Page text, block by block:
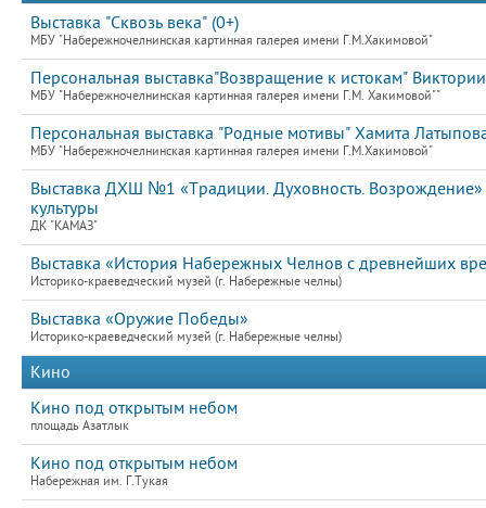
Выставка "Сквозь века" (0+)
МБУ "Набережночелнинская картинная галерея имени Г.М.Хакимовой"
Персональная выставка"Возвращение к истокам"
МБУ "Набережночелнинская картинная галерея имени Г.М. Хакимовой""
Персональная выставка "Родные мотивы" Хамита
МБУ "Набережночелнинская картинная галерея имени Г.М.Хакимовой"
Выставка ДХШ №1 «Традиции. Духовность.
культуры
ДК "КАМАЗ"
Выставка «История Набережных Челнов с древнейших
Историко-краеведческий музей (г. Набережные челны)
Выставка «Оружие Победы»
Историко-краеведческий музей (г. Набережные челны)
Кино
Кино под открытым небом
площадь Азатлык
Кино под открытым небом
Набережная им. Г.Тукая